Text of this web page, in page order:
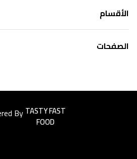
الأقسام
الصفحات
ByEasyorders